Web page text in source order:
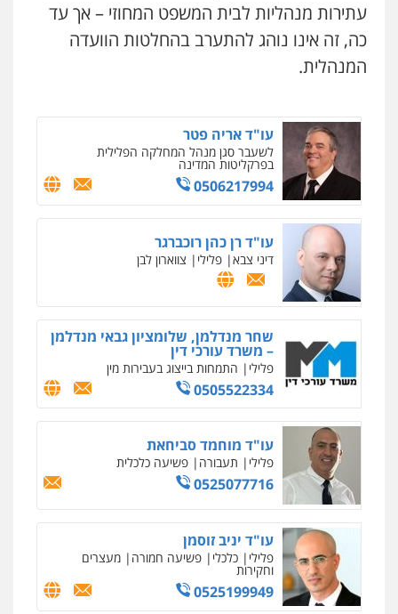
עתירות מנהליות לבית המשפט המחוזי – אך עד
כה, זה אינו נוהג להתערב בהחלטות הוועדה
המנהלית.
אברהם שהבזי – משרד עורכי דין
מיסים כלכלי פלילי פשיעה כלכלית הלבנת
עו"ד אריה פטר
לשעבר סגן מנהל המחלקה הפלילית
בפרקליטות המדינה
0506217994
עו"ד רן כהן רוכברגר
דיני צבא פלילי צווארון לבן
שחר מנדלמן, שלומציון גבאי מנדלמן
– משרד עורכי דין
פלילי התמחות בייצוג בעבירות מין
0505522334
עו"ד מוחמד סביחאת
פלילי תעבורה פשיעה כלכלית
0525077716
עו"ד יניב זוסמן
פלילי כלכלי פשיעה חמורה מעצרים
וחקירות
0525199949
ניר קידר – צלם
צילום עורכי דין שירותים מקצועיים לעורכי
דין
0504578527
רונן הלל – מוניטין
מחיקת כתבות מגוגל ודחיקת אזכורים
שליליים
שירותים מקצועיים לעורכי דין
0522508109
אחסון אתרים
מהירות הגנה גיבוי תמיכה שירותים
מקצועיים לעורכי דין
מרכז התחלה חדשה
אסירים עבירות מין שירותים מקצועיים
לעורכי דין
0544500346
מאיה בלום, עו"ס, טיפול ושיקום